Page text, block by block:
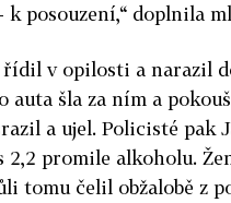
posouzení,“ doplnila
řídil v opilosti a narazil
auta šla za ním a
a ujel. Policisté pak
2,2 promile alkoholu.
tomu čelil obžalobě z